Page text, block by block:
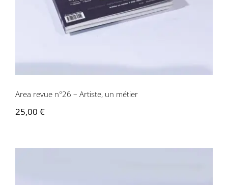
Area revue n°26 – Artiste, un métier
25,00 €